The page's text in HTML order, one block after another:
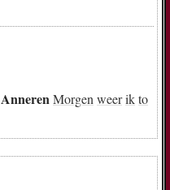
AnnerenMorgen weerikto